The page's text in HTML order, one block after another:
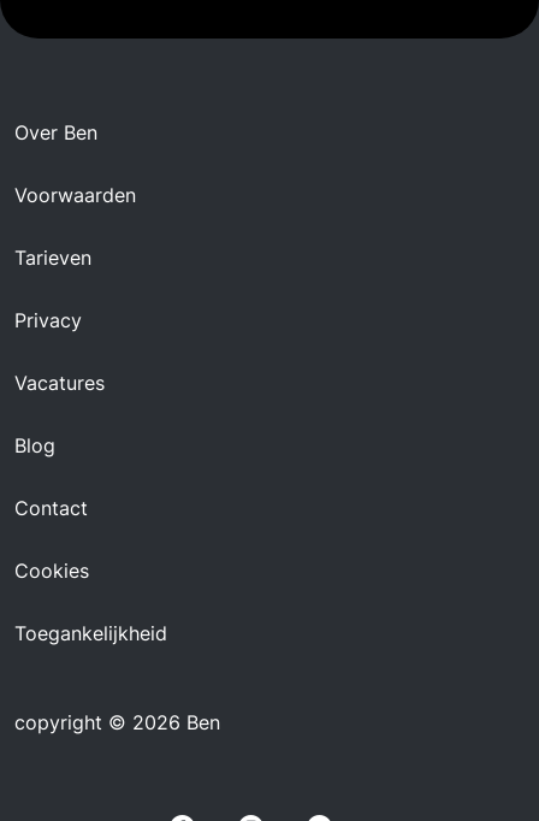
Over Ben
Voorwaarden
Tarieven
Privacy
Vacatures
Blog
Contact
Cookies
Toegankelijkheid
copyright © 2026 Ben